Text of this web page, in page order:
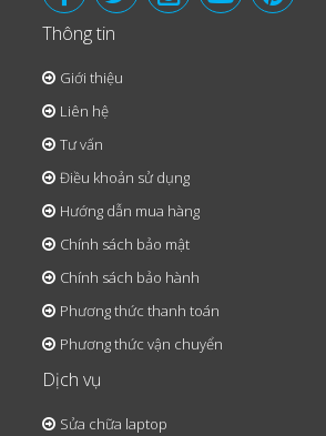
Thông tin
Giới thiệu
Liên hệ
Tư vấn
Điều khoản sử dụng
Hướng dẫn mua hàng
Chính sách bảo mật
Chính sách bảo hành
Phương thức thanh toán
Phương thức vận chuyển
Dịch vụ
Sửa chữa laptop